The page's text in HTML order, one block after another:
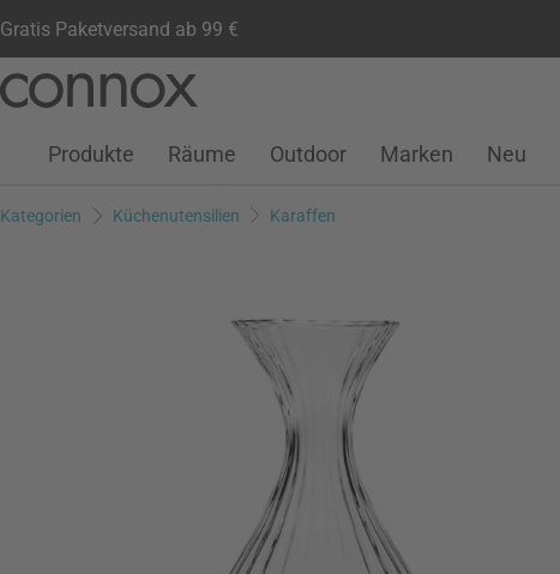
Gratis Paketversand ab 99 €
Seiteninhalt
Suchfeld
Kundenkonto
Wunschliste
Warenkorb
Produkte Räume Outdoor Marken Neu
Kategorien Küchenutensilien Karaffen